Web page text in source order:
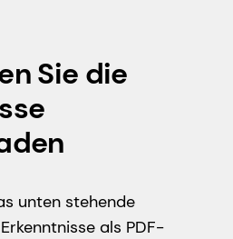
Sie die
unten stehende
als PDF-